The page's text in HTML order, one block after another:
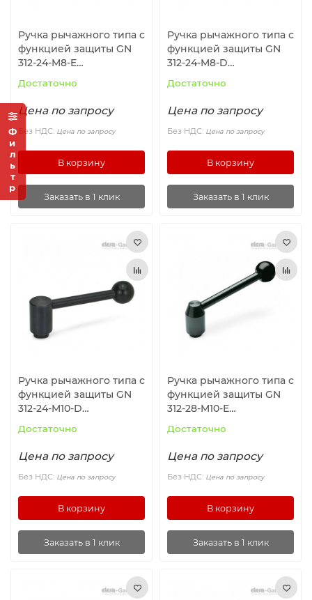
Фильтр
Ручка рычажного типа с
функцией защиты GN
312-24-M8-E
Достаточно
Цена по запросу
Без НДС: Цена по запросу
В корзину
Заказать в 1 клик
Ручка рычажного типа с
функцией защиты GN
312-24-M8-D
Достаточно
Цена по запросу
Без НДС: Цена по запросу
В корзину
Заказать в 1 клик
Ручка рычажного типа с
функцией защиты GN
312-24-M10-D
Достаточно
Цена по запросу
Без НДС: Цена по запросу
В корзину
Заказать в 1 клик
Ручка рычажного типа с
функцией защиты GN
312-28-M10-E
Достаточно
Цена по запросу
Без НДС: Цена по запросу
В корзину
Заказать в 1 клик